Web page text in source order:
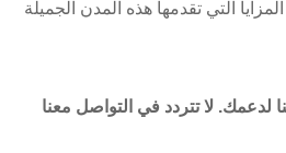
التي تقدمها هذه المدن الجميلة
لدعمك. لا تتردد في التواصل معنا